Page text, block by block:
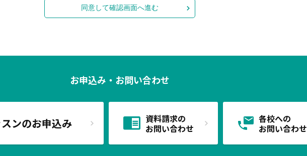
同意して確認画面へ進む
お申込み・お問い合わせ
ンのお申込み
資料請求の
お問い合わせ
各校への
お問い合わせ